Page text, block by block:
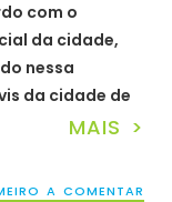
com o
da cidade,
nessa
da cidade de
MAIS >
A COMENTAR